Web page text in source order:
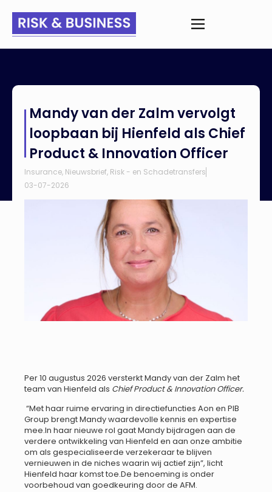
Hienfeld als Chief Product & Innovation Officer
Mandy van der Zalm vervolgt
loopbaan bij Hienfeld als Chief
Product & Innovation Officer
Insurance, Nieuwsbrief, Risk - en Schadetransfers
03-07-2026
Per 10 augustus 2026 versterkt Mandy van der Zalm het
team van Hienfeld als Chief Product & Innovation Officer.
“Met haar ruime ervaring in directiefuncties Aon en PIB
Group brengt Mandy waardevolle kennis en expertise
mee.In haar nieuwe rol gaat Mandy bijdragen aan de
verdere ontwikkeling van Hienfeld en aan onze ambitie
om als gespecialiseerde verzekeraar te blijven
vernieuwen in de niches waarin wij actief zijn”, licht
Hienfeld haar komst toe.De benoeming is onder
voorbehoud van goedkeuring door de AFM.